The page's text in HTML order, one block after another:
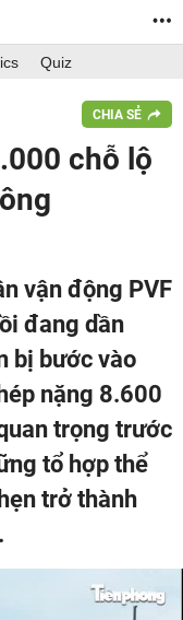
Quiz
CHIA SẺ
chỗ lộ
vận động PVF
đang dần
bị bước vào
nặng 8.600
trọng trước
tổ hợp thể
trở thành